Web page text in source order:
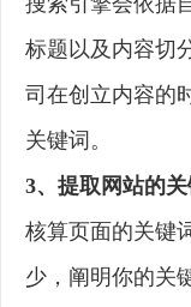
标题以及内容切
司在创立内容的
关键词。
3、提取网站的
核算页面的关键
少，阐明你的关